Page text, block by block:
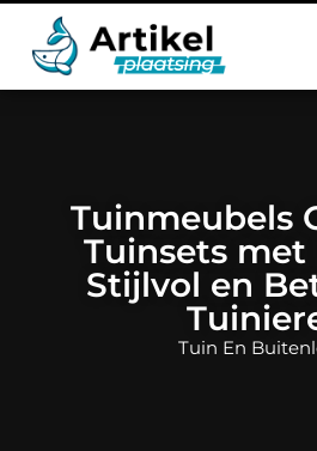
Tuinmeubels
Tuinsets met
Stijlvol en
Tuin En